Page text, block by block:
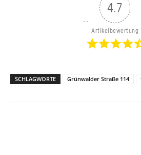
4.7
Artikelbewertung
SCHLAGWORTE Grünwalder Straße 114